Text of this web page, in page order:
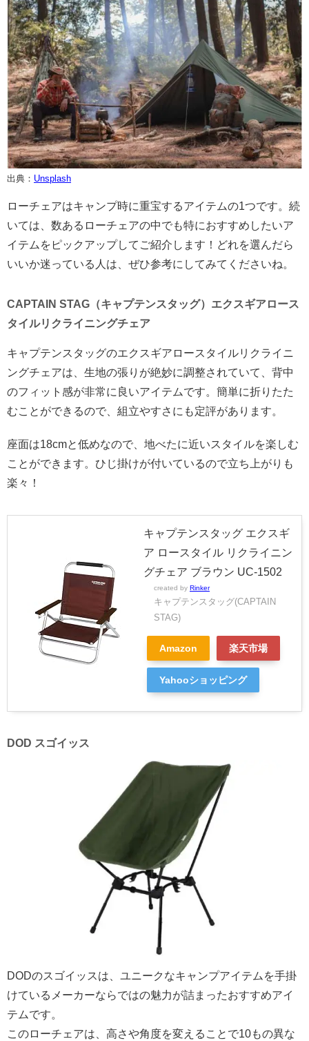
出典： Unsplash
ローチェアはキャンプ時に重宝するアイテムの1つです。続
いては、数あるローチェアの中でも特におすすめしたいア
イテムをピックアップしてご紹介します！どれを選んだら
いいか迷っている人は、ぜひ参考にしてみてくださいね。
CAPTAIN STAG（キャプテンスタッグ）エクスギアロース
タイルリクライニングチェア
キャプテンスタッグのエクスギアロースタイルリクライニ
ングチェアは、生地の張りが絶妙に調整されていて、背中
のフィット感が非常に良いアイテムです。簡単に折りたた
むことができるので、組立やすさにも定評があります。
座面は18cmと低めなので、地べたに近いスタイルを楽しむ
ことができます。ひじ掛けが付いているので立ち上がりも
楽々！
キャプテンスタッグ エクスギ
ア ロースタイル リクライニン
グチェア ブラウン UC-1502
created by Rinker
キャプテンスタッグ(CAPTAIN
STAG)
Amazon 楽天市場
Yahooショッピング
DOD スゴイッス
DODのスゴイッスは、ユニークなキャンプアイテムを手掛
けているメーカーならではの魅力が詰まったおすすめアイ
テムです。
このローチェアは、高さや角度を変えることで10もの異な